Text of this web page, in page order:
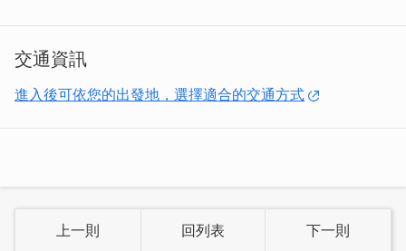
交通資訊
進入後可依您的出發地，選擇適合的交通方式
上一則 回列表 下一則